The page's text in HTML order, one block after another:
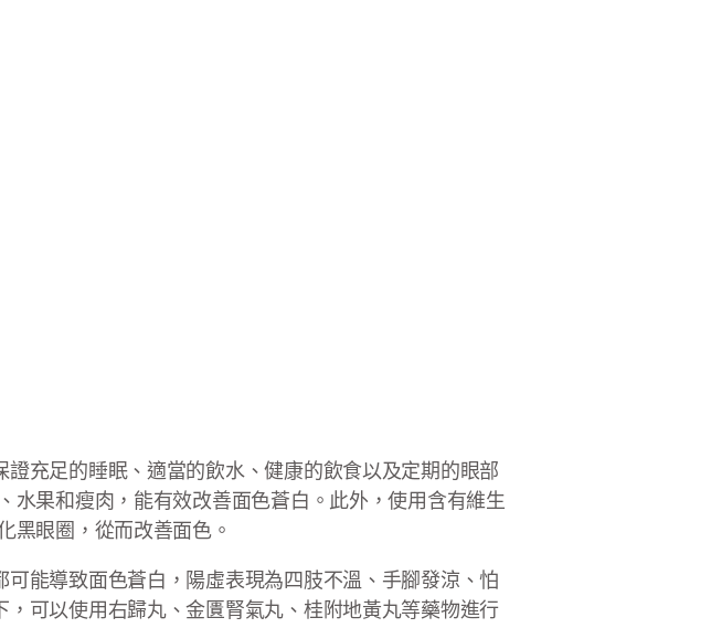
充足的睡眠、適當的飲水、健康的飲食以及定期的眼部
果和瘦肉，能有效改善面色蒼白。此外，使用含有維生
黑眼圈，從而改善面色。
能導致面色蒼白，陽虛表現為四肢不溫、手腳發涼、怕
可以使用右歸丸、金匱腎氣丸、桂附地黃丸等藥物進行